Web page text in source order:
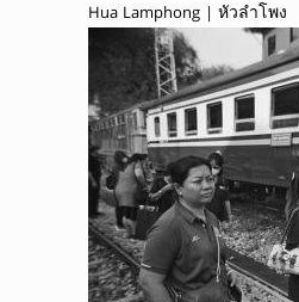
Hua Lamphong | หัวลำโพง